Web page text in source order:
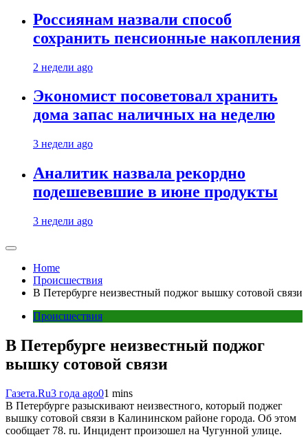
Россиянам назвали способ
сохранить пенсионные накопления
2 недели ago
Экономист посоветовал хранить
дома запас наличных на неделю
3 недели ago
Аналитик назвала рекордно
подешевевшие в июне продукты
3 недели ago
Home
Происшествия
В Петербурге неизвестный поджог вышку сотовой связи
Происшествия
В Петербурге неизвестный поджог
вышку сотовой связи
Газета.Ru3 года ago01 mins
В Петербурге разыскивают неизвестного, который поджег
вышку сотовой связи в Калининском районе города. Об этом
сообщает 78. ru. Инцидент произошел на Чугунной улице.